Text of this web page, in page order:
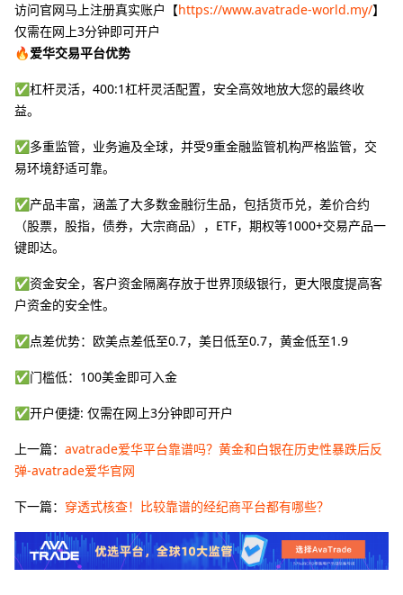
访问官网马上注册真实账户【https://www.avatrade-world.my/】
仅需在网上3分钟即可开户
🔥爱华交易平台优势
✅杠杆灵活，400:1杠杆灵活配置，安全高效地放大您的最终收
益。
✅多重监管，业务遍及全球，并受9重金融监管机构严格监管，交
易环境舒适可靠。
✅产品丰富，涵盖了大多数金融衍生品，包括货币兑，差价合约
（股票，股指，债券，大宗商品），ETF，期权等1000+交易产品一
键即达。
✅资金安全，客户资金隔离存放于世界顶级银行，更大限度提高客
户资金的安全性。
✅点差优势：欧美点差低至0.7，美日低至0.7，黄金低至1.9
✅门槛低：100美金即可入金
✅开户便捷: 仅需在网上3分钟即可开户
上一篇： avatrade爱华平台靠谱吗？黄金和白银在历史性暴跌后反
弹-avatrade爱华官网
下一篇： 穿透式核查！比较靠谱的经纪商平台都有哪些？